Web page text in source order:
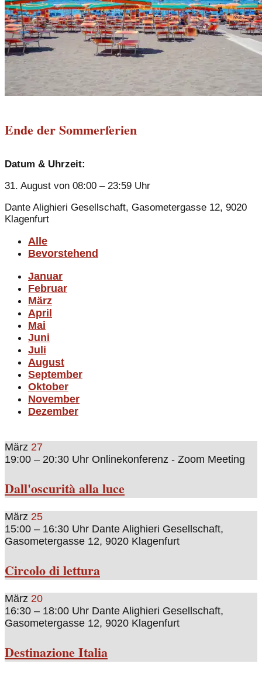
Ende der Sommerferien
Datum & Uhrzeit:
31. August von 08:00 – 23:59 Uhr
Dante Alighieri Gesellschaft, Gasometergasse 12, 9020
Klagenfurt
Alle
Bevorstehend
Januar
Februar
März
April
Mai
Juni
Juli
August
September
Oktober
November
Dezember
März 27
19:00 – 20:30 Uhr Onlinekonferenz - Zoom Meeting
Dall'oscurità alla luce
März 25
15:00 – 16:30 Uhr Dante Alighieri Gesellschaft,
Gasometergasse 12, 9020 Klagenfurt
Circolo di lettura
März 20
16:30 – 18:00 Uhr Dante Alighieri Gesellschaft,
Gasometergasse 12, 9020 Klagenfurt
Destinazione Italia